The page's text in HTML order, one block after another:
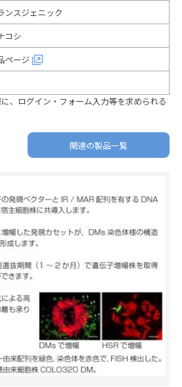
ンスジェニック
コシ
ページ
、ログイン・フォーム入力等を求められる
関連の製品一覧